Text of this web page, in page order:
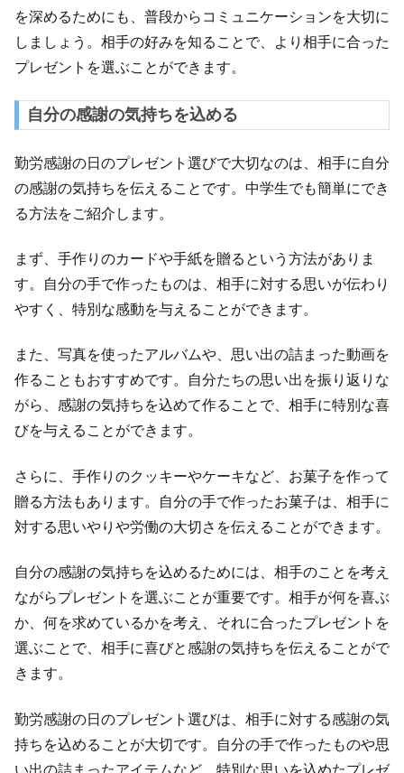
を深めるためにも、普段からコミュニケーションを大切に
しましょう。相手の好みを知ることで、より相手に合った
プレゼントを選ぶことができます。
自分の感謝の気持ちを込める
勤労感謝の日のプレゼント選びで大切なのは、相手に自分
の感謝の気持ちを伝えることです。中学生でも簡単にでき
る方法をご紹介します。
まず、手作りのカードや手紙を贈るという方法がありま
す。自分の手で作ったものは、相手に対する思いが伝わり
やすく、特別な感動を与えることができます。
また、写真を使ったアルバムや、思い出の詰まった動画を
作ることもおすすめです。自分たちの思い出を振り返りな
がら、感謝の気持ちを込めて作ることで、相手に特別な喜
びを与えることができます。
さらに、手作りのクッキーやケーキなど、お菓子を作って
贈る方法もあります。自分の手で作ったお菓子は、相手に
対する思いやりや労働の大切さを伝えることができます。
自分の感謝の気持ちを込めるためには、相手のことを考え
ながらプレゼントを選ぶことが重要です。相手が何を喜ぶ
か、何を求めているかを考え、それに合ったプレゼントを
選ぶことで、相手に喜びと感謝の気持ちを伝えることがで
きます。
勤労感謝の日のプレゼント選びは、相手に対する感謝の気
持ちを込めることが大切です。自分の手で作ったものや思
い出の詰まったアイテムなど、特別な思いを込めたプレゼ